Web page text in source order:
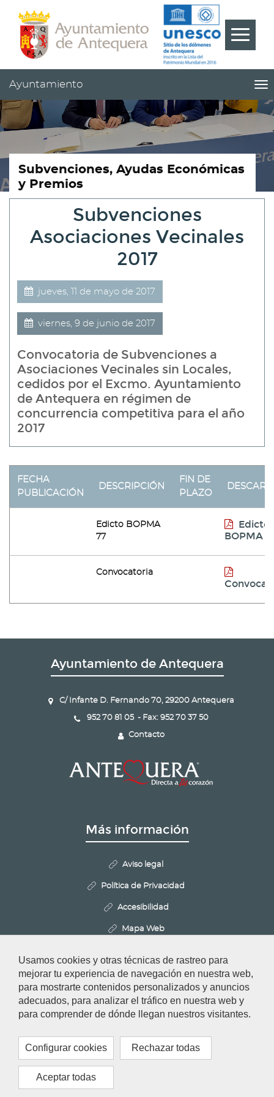
Usamos cookies y otras técnicas de rastreo para
mejorar tu experiencia de navegación en nuestra web,
para mostrarte contenidos personalizados y anuncios
adecuados, para analizar el tráfico en nuestra web y
para comprender de dónde llegan nuestros visitantes.
Configurar cookies Rechazar todas
Aceptar todas
Cabecera
Pie
Menú
???
|
Ayuntamiento
Subvenciones, Ayudas Económicas
y Premios
Subvenciones
Asociaciones Vecinales
2017
jueves, 11 de mayo de 2017
viernes, 9 de junio de 2017
Convocatoria de Subvenciones a
Asociaciones Vecinales sin Locales,
cedidos por el Excmo. Ayuntamiento
de Antequera en régimen de
concurrencia competitiva para el año
2017
FECHA
PUBLICACIÓN
DESCRIPCIÓN
FIN DE
PLAZO
Edicto BOPMA
77
Edicto
BOPMA
Convocatoria
Ayuntamiento de Antequera
C/ Infante D. Fernando 70, 29200 Antequera
952 70 81 05 - Fax: 952 70 37 50
Contacto
Más información
Aviso legal
Política de Privacidad
Accesibilidad
Mapa Web
Configurar cookies
Redes Sociales